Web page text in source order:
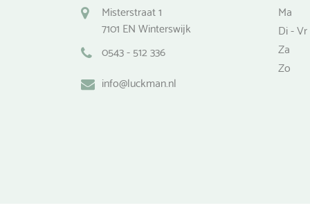
Misterstraat 1
7101 EN Winterswijk
0543 - 512 336
info@luckman.nl
Ma
Di - Vr
Za
Zo